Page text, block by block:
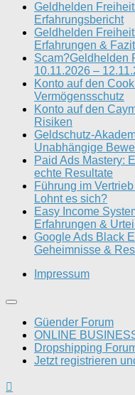
Geldhelden
Erfahrungsbericht
Geldhelden
Erfahrungen & Fazit
Scam?Geldhelden
10.11.2026 –
Konto auf den
Vermögensschutz
Konto auf den
Risiken
Geldschutz-
Unabhängige
Paid Ads Mastery:
echte Resultate
Führung im
Lohnt es sich?
Easy Income
Erfahrungen & Urteil
Google Ads Black
Geheimnisse &
Impressum
Güender Forum
ONLINE
Dropshipping
Jetzt registrieren